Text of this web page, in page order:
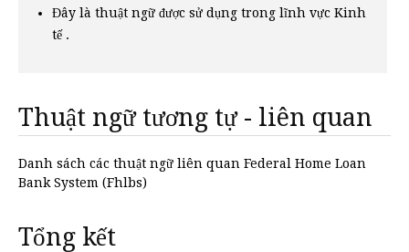
Đây là thuật ngữ được sử dụng trong lĩnh vực Kinh
tế .
Thuật ngữ tương tự - liên quan
Danh sách các thuật ngữ liên quan Federal Home Loan
Bank System (Fhlbs)
Tổng kết